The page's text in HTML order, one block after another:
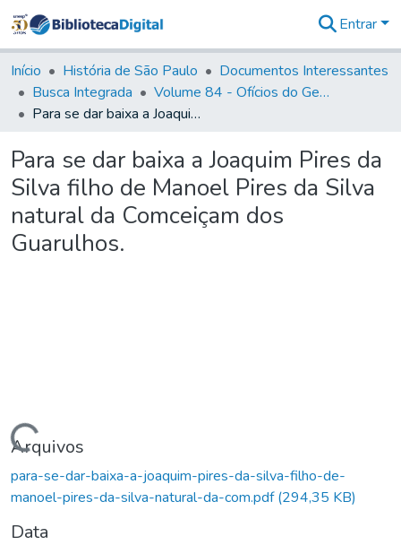
&
Coleções
Tudo na
Biblioteca
Estatísticas
Entrar
Início História de São Paulo
Documentos Interessantes
Busca Integrada
Volume 84 - Ofícios do General Martins Lopes de Saldanha (Governador da Capitania): 1782- 1786
Para se dar baixa a Joaquim Pires da Silva filho de Manoel Pires da Silva natural da Comceiçam dos Guarulhos.
Para se dar baixa a Joaquim Pires da
Silva filho de Manoel Pires da Silva
natural da Comceiçam dos
Guarulhos.
Carregando...
Arquivos
para-se-dar-baixa-a-joaquim-pires-da-silva-filho-de-
manoel-pires-da-silva-natural-da-com.pdf(294,35 KB)
Data